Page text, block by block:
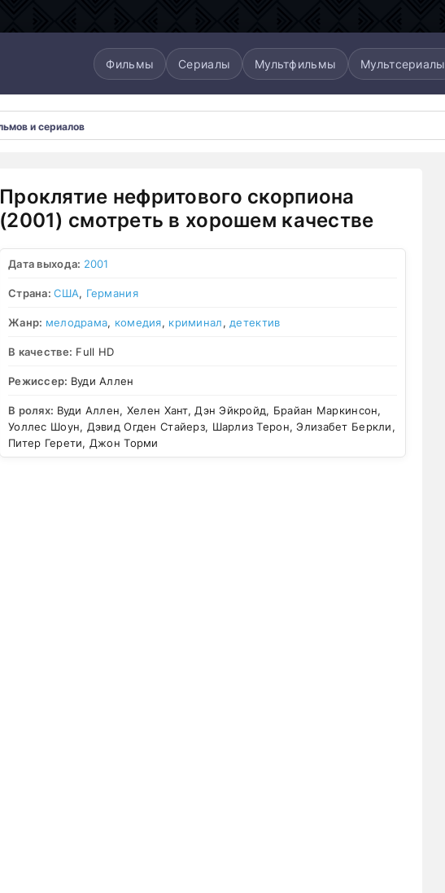
Фильмы Сериалы Мультфильмы Мультсериалы
Проклятие нефритового скорпиона
(2001) смотреть в хорошем качестве
Дата выхода: 2001
Страна:США, Германия
Жанр: мелодрама, комедия, криминал, детектив
В качестве: Full HD
Режиссер: Вуди Аллен
В ролях: Вуди Аллен, Хелен Хант, Дэн Эйкройд, Брайан Маркинсон,
Уоллес Шоун, Дэвид Огден Стайерз, Шарлиз Терон, Элизабет Беркли,
Питер Герети, Джон Торми